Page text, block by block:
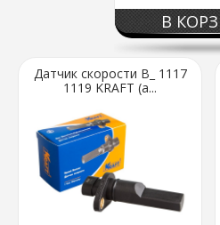
В
Датчик скорости В_ 1117
1119 KRAFT (а...